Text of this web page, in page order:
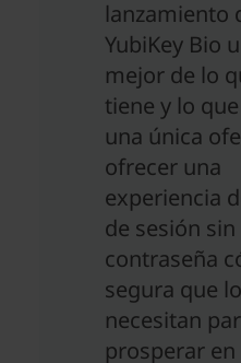
lanzamiento
YubiKey Bio
mejor de lo
tiene y lo
una única
ofrecer una
experiencia
de sesión sin
contraseña
segura que
necesitan
prosperar en